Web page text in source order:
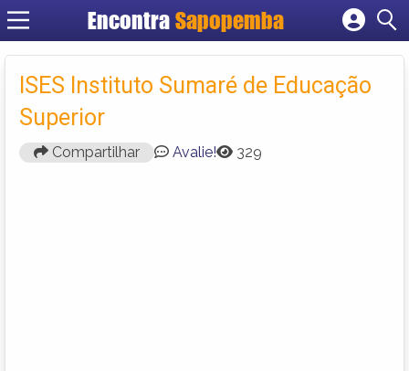
Encontra Sapopemba
Cadastrar empresa
Criar conta
ISES Instituto Sumaré de Educação
Superior
Compartilhar Avalie! 329